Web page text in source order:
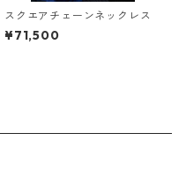
スクエアチェーンネックレス
¥71,500